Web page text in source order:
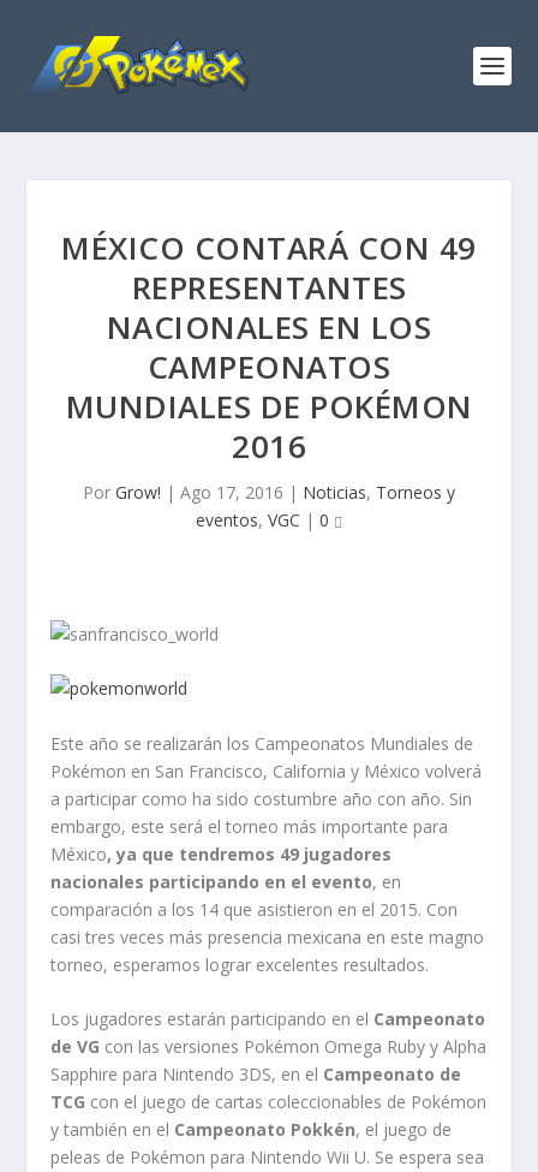
MÉXICO CONTARÁ CON 49
REPRESENTANTES
NACIONALES EN LOS
CAMPEONATOS
MUNDIALES DE POKÉMON
2016
Por Grow! | Ago 17, 2016 | Noticias, Torneos y
eventos, VGC | 0
Este año se realizarán los Campeonatos Mundiales de
Pokémon en San Francisco, California y México volverá
a participar como ha sido costumbre año con año. Sin
embargo, este será el torneo más importante para
México, ya que tendremos 49 jugadores
nacionales participando en el evento, en
comparación a los 14 que asistieron en el 2015. Con
casi tres veces más presencia mexicana en este magno
torneo, esperamos lograr excelentes resultados.
Los jugadores estarán participando en el Campeonato
de VG con las versiones Pokémon Omega Ruby y Alpha
Sapphire para Nintendo 3DS, en el Campeonato de
TCG con el juego de cartas coleccionables de Pokémon
y también en el Campeonato Pokkén, el juego de
peleas de Pokémon para Nintendo Wii U. Se espera sea